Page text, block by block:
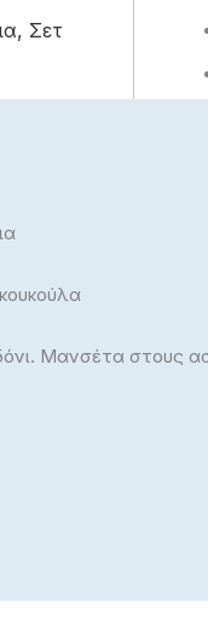
Σετ
–
Μανσέτα στους